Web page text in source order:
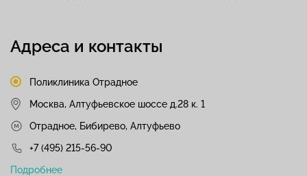
Адреса и контакты
Поликлиника Отрадное
Москва, Алтуфьевское шоссе д.28 к. 1
Отрадное, Бибирево, Алтуфьево
+7 (495) 215-56-90
Подробнее